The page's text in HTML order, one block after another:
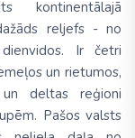
reljefs - no
Ir četri
un rietumos,
un deltas reģioni
Pašos valsts